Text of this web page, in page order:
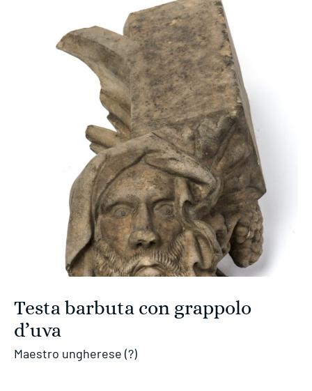
Testa barbuta con grappolo
d’uva
Maestro ungherese (?)